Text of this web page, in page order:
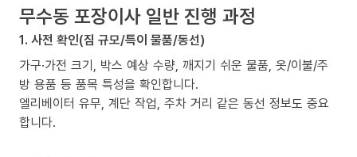
무수동 포장이사 일반 진행 과정
1. 사전 확인(짐 규모/특이 물품/동선)
가구·가전 크기, 박스 예상 수량, 깨지기 쉬운 물품, 옷/이불/주
방 용품 등 품목 특성을 확인합니다.
엘리베이터 유무, 계단 작업, 주차 거리 같은 동선 정보도 중요
합니다.